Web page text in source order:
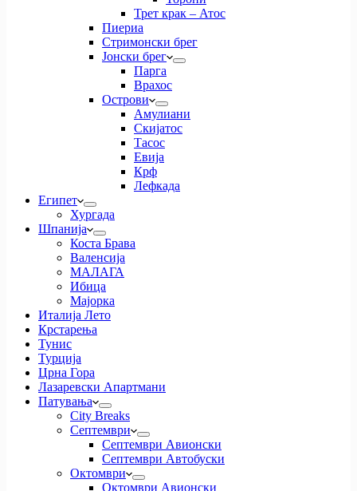
Трет крак – Атос
Пиериа
Стримонски брег
Јонски брег
Парга
Врахос
Острови
Амулиани
Скијатос
Тасос
Евија
Крф
Лефкада
Египет
Хургада
Шпанија
Коста Брава
Валенсија
МАЛАГА
Ибица
Мајорка
Италија Лето
Крстарења
Тунис
Турција
Црна Гора
Лазаревски Апартмани
Патувања
City Breaks
Септември
Септември Авионски
Септември Автобуски
Октомври
Октомври Авионски